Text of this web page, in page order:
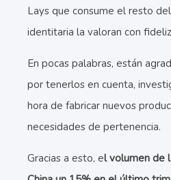
Lays que consume el resto
identitaria la valoran con
En pocas palabras, están
por tenerlos en cuenta,
hora de fabricar nuevos
necesidades de pertenencia.
Gracias a esto, el volumen de